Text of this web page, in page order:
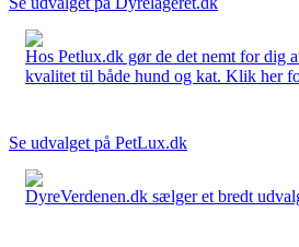
Hos Petlux.dk gør de det nemt for dig
kvalitet til både hund og kat. Klik her
Se udvalget på PetLux.dk
DyreVerdenen.dk sælger et bredt